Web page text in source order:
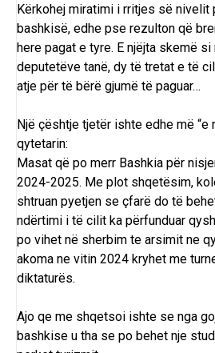
Kërkohej miratimi i rritjes së nivelit
bashkisë, edhe pse rezulton që
here pagat e tyre. E njëjta skemë
deputetëve tanë, dy të tretat e të
atje për të bërë gjumë të paguar…
Një çështje tjetër ishte edhe më “e
qytetarin:
Masat që po merr Bashkia për
2024-2025. Me plot shqetësim,
shtruan pyetjen se çfarë do të
ndërtimi i të cilit ka përfunduar
po vihet në sherbim te arsimit ne
akoma ne vitin 2024 kryhet me
diktaturës.
Ajo qe me shqetsoi ishte se nga
bashkise u tha se po behet nje